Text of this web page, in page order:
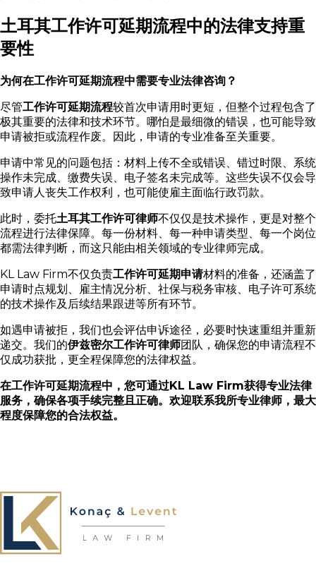
土耳其工作许可延期流程中的法律支持重
要性
为何在工作许可延期流程中需要专业法律咨询？
尽管工作许可延期流程较首次申请用时更短，但整个过程包含了
极其重要的法律和技术环节。哪怕是最细微的错误，也可能导致
申请被拒或流程作废。因此，申请的专业准备至关重要。
申请中常见的问题包括：材料上传不全或错误、错过时限、系统
操作未完成、缴费失误、电子签名未完成等。这些失误不仅会导
致申请人丧失工作权利，也可能使雇主面临行政罚款。
此时，委托土耳其工作许可律师不仅仅是技术操作，更是对整个
流程进行法律保障。每一份材料、每一种申请类型、每一个岗位
都需法律判断，而这只能由相关领域的专业律师完成。
KL Law Firm不仅负责工作许可延期申请材料的准备，还涵盖了
申请时点规划、雇主情况分析、社保与税务审核、电子许可系统
的技术操作及后续结果跟进等所有环节。
如遇申请被拒，我们也会评估申诉途径，必要时快速重组并重新
递交。我们的伊兹密尔工作许可律师团队，确保您的申请流程不
仅成功获批，更全程保障您的法律权益。
在工作许可延期流程中，您可通过KL Law Firm获得专业法律
服务，确保各项手续完整且正确。欢迎联系我所专业律师，最大
程度保障您的合法权益。